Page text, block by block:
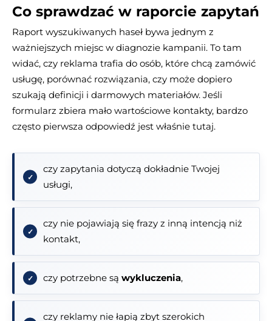
Co sprawdzać w raporcie zapytań
Raport wyszukiwanych haseł bywa jednym z
ważniejszych miejsc w diagnozie kampanii. To tam
widać, czy reklama trafia do osób, które chcą zamówić
usługę, porównać rozwiązania, czy może dopiero
szukają definicji i darmowych materiałów. Jeśli
formularz zbiera mało wartościowe kontakty, bardzo
często pierwsza odpowiedź jest właśnie tutaj.
czy zapytania dotyczą dokładnie Twojej
usługi,
czy nie pojawiają się frazy z inną intencją niż
kontakt,
czy potrzebne są wykluczenia,
czy reklamy nie łapią zbyt szerokich